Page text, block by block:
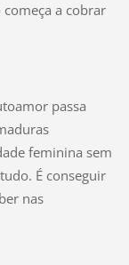
a cobrar
passa
feminina sem
É conseguir
nas